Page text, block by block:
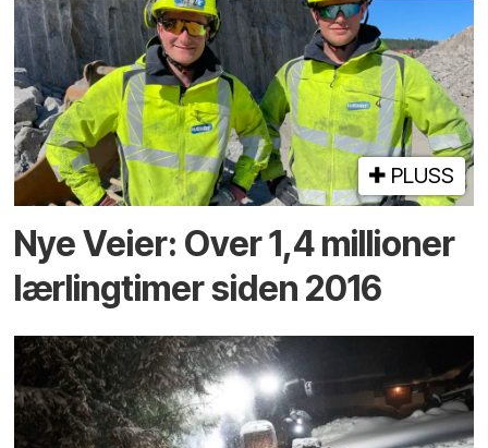
PLUSS
Nye Veier: Over 1,4 millioner
lærlingtimer siden 2016